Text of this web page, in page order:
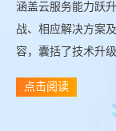
涵盖云服务能力跃
战、相应解决方案
容，囊括了技术升
点击阅读